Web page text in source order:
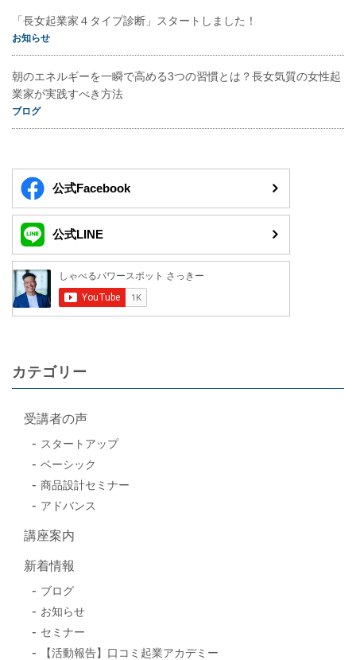
「長女起業家４タイプ診断」スタートしました！
お知らせ
朝のエネルギーを一瞬で高める3つの習慣とは？長女気質の女性起
業家が実践すべき方法
ブログ
公式Facebook
公式LINE
カテゴリー
受講者の声
スタートアップ
ベーシック
商品設計セミナー
アドバンス
講座案内
新着情報
ブログ
お知らせ
セミナー
【活動報告】口コミ起業アカデミー